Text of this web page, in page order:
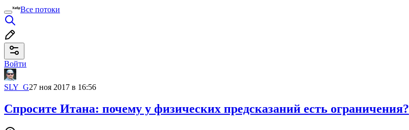
Все потоки
Войти
SLY_G27 ноя 2017 в 16:56
Спросите Итана: почему у физических предсказаний есть ограничения?